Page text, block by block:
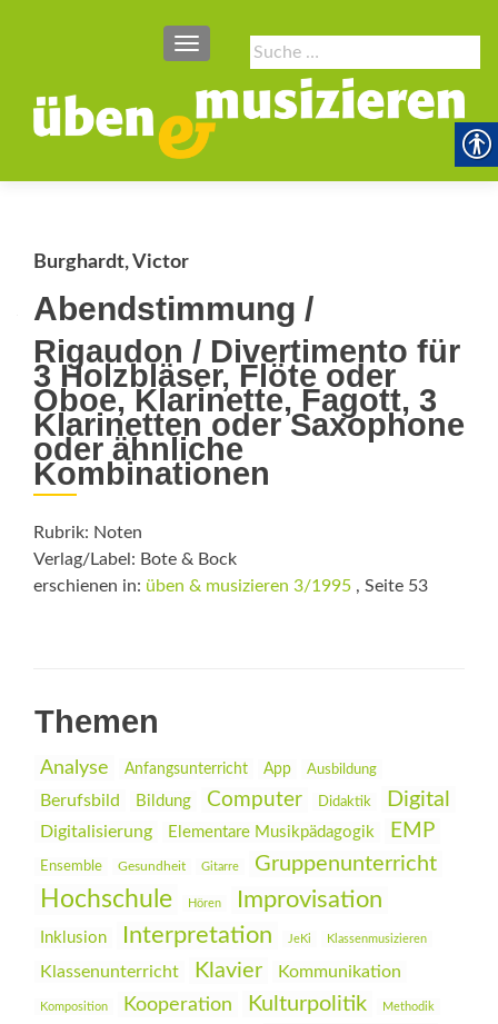
Suche
nach:
SCHALTE NAVIGATION
Burghardt, Victor
Abendstimmung /
Rigaudon / Divertimento für
3 Holzbläser, Flöte oder
Oboe, Klarinette, Fagott, 3
Klarinetten oder Saxophone
oder ähnliche
Kombinationen
Rubrik: Noten
Verlag/Label: Bote & Bock
erschienen in: üben & musizieren 3/1995 , Seite 53
Themen
Analyse Anfangsunterricht App Ausbildung
Berufsbild Bildung Computer Didaktik Digital
Digitalisierung Elementare Musikpädagogik EMP
Ensemble Gesundheit Gitarre Gruppenunterricht
Hochschule Hören Improvisation
Inklusion Interpretation JeKi Klassenmusizieren
Klassenunterricht Klavier Kommunikation
Komposition Kooperation Kulturpolitik Methodik